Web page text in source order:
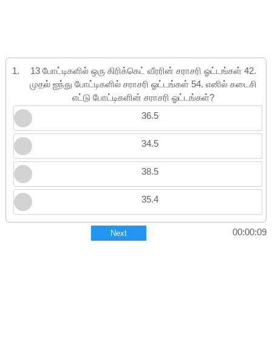
1.
13 போட்டிகளில் ஒரு கிரிக்கெட் வீரரின் சராசரி ஓட்டங்கள் 42.
முதல் ஐந்து போட்டிகளில் சராசரி ஓட்டங்கள் 54. எனில் கடைசி
எட்டு போட்டிகளின் சராசரி ஓட்டங்கள்?
36.5
34.5
38.5
35.4
Next 00:00:10